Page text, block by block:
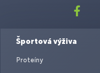
Športová výživa
Proteíny